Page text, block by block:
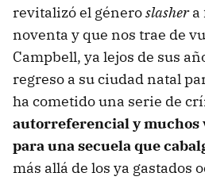
revitalizó el géneroslashera
noventa y que nos trae de
Campbell, ya lejos de sus
regreso a su ciudad natal
ha cometido una serie de
autorreferencial y muchos
para una secuela que
más allá de los ya gastados